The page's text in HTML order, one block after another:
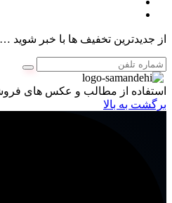
از جدیدترین تخفیف ها با خبر شوید …
استفاده از مطالب و عکس های
برگشت به بالا